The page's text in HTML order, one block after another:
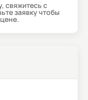
свяжитесь с
заявку чтобы